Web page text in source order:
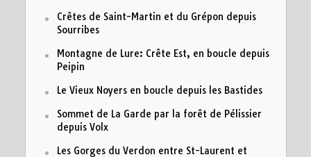
Crêtes de Saint-Martin et du Grépon depuis
Sourribes
Montagne de Lure: Crête Est, en boucle depuis
Peipin
Le Vieux Noyers en boucle depuis les Bastides
Sommet de La Garde par la forêt de Pélissier
depuis Volx
Les Gorges du Verdon entre St-Laurent et